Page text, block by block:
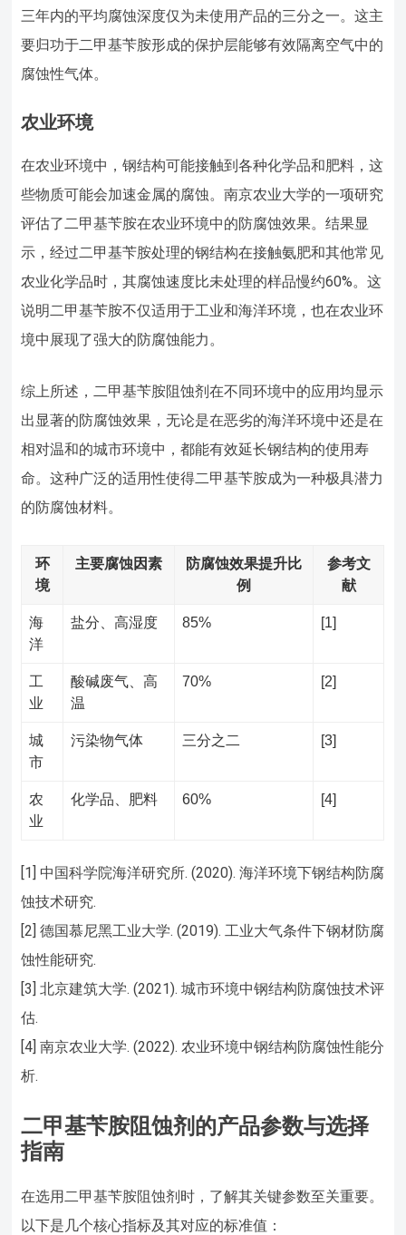
三年内的平均腐蚀深度仅为未使用产品的三分之一。这主
要归功于二甲基苄胺形成的保护层能够有效隔离空气中的
腐蚀性气体。
农业环境
在农业环境中，钢结构可能接触到各种化学品和肥料，这
些物质可能会加速金属的腐蚀。南京农业大学的一项研究
评估了二甲基苄胺在农业环境中的防腐蚀效果。结果显
示，经过二甲基苄胺处理的钢结构在接触氨肥和其他常见
农业化学品时，其腐蚀速度比未处理的样品慢约60%。这
说明二甲基苄胺不仅适用于工业和海洋环境，也在农业环
境中展现了强大的防腐蚀能力。
综上所述，二甲基苄胺阻蚀剂在不同环境中的应用均显示
出显著的防腐蚀效果，无论是在恶劣的海洋环境中还是在
相对温和的城市环境中，都能有效延长钢结构的使用寿
命。这种广泛的适用性使得二甲基苄胺成为一种极具潜力
的防腐蚀材料。
环
境
主要腐蚀因素
防腐蚀效果提升比
例
参考文
献
海
洋
盐分、高湿度 85% [1]
工
业
酸碱废气、高
温
70% [2]
城
市
污染物气体 三分之二 [3]
农
业
化学品、肥料 60% [4]
[1] 中国科学院海洋研究所. (2020). 海洋环境下钢结构防腐
蚀技术研究.
[2] 德国慕尼黑工业大学. (2019). 工业大气条件下钢材防腐
蚀性能研究.
[3] 北京建筑大学. (2021). 城市环境中钢结构防腐蚀技术评
估.
[4] 南京农业大学. (2022). 农业环境中钢结构防腐蚀性能分
析.
二甲基苄胺阻蚀剂的产品参数与选择
指南
在选用二甲基苄胺阻蚀剂时，了解其关键参数至关重要。
以下是几个核心指标及其对应的标准值：